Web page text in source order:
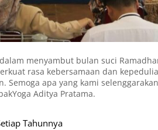
menyambut bulan suci
rasa kebersamaan dan
Semoga apa yang kami
Aditya Pratama.
Tahunnya